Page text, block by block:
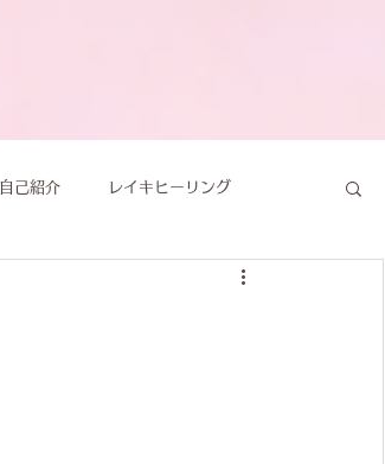
自己紹介 レイキヒーリング